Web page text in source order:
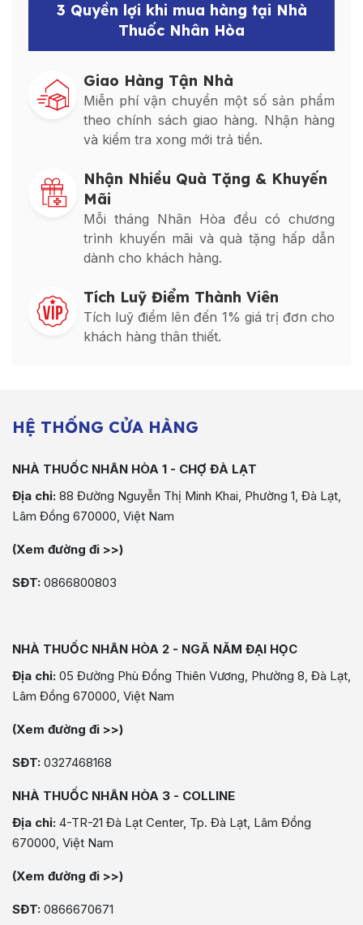
3 Quyền lợi khi mua hàng tại Nhà
Thuốc Nhân Hòa
Giao Hàng Tận Nhà
Miễn phí vận chuyển một số sản phẩm
theo chính sách giao hàng. Nhận hàng
và kiểm tra xong mới trả tiền.
Nhận Nhiều Quà Tặng & Khuyến
Mãi
Mỗi tháng Nhân Hòa đều có chương
trình khuyến mãi và quà tặng hấp dẫn
dành cho khách hàng.
Tích Luỹ Điểm Thành Viên
Tích luỹ điểm lên đến 1% giá trị đơn cho
khách hàng thân thiết.
HỆ THỐNG CỬA HÀNG
NHÀ THUỐC NHÂN HÒA 1 - CHỢ ĐÀ LẠT
Địa chỉ: 88 Đường Nguyễn Thị Minh Khai, Phường 1, Đà Lạt,
Lâm Đồng 670000, Việt Nam
(Xem đường đi >>)
SĐT: 0866800803
NHÀ THUỐC NHÂN HÒA 2 - NGÃ NĂM ĐẠI HỌC
Địa chỉ: 05 Đường Phù Đổng Thiên Vương, Phường 8, Đà Lạt,
Lâm Đồng 670000, Việt Nam
(Xem đường đi >>)
SĐT: 0327468168
NHÀ THUỐC NHÂN HÒA 3 - COLLINE
Địa chỉ: 4-TR-21 Đà Lạt Center, Tp. Đà Lạt, Lâm Đồng
670000, Việt Nam
(Xem đường đi >>)
SĐT: 0866670671